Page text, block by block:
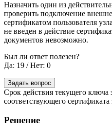
Назначить один из
проверить подключение
сертификатом пользователя
не введен в действие
документов невозможно.
Был ли ответ полезен?
Да: 19 / Нет: 0
Задать вопрос
Срок действия текущего
соответствующего сертификата
Решение